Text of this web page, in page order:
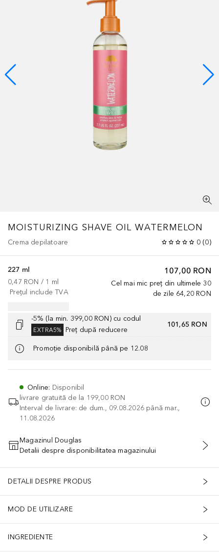
MOISTURIZING SHAVE OIL WATERMELON
Crema depilatoare 0 (0)
107,00 RON
Cel mai mic preț din ultimele 30
de zile 64,20 RON
227 ml
0,47 RON / 1 ml
Prețul include TVA
-5% (la min. 399,00 RON) cu codul
EXTRA5% Preț după reducere
101,65 RON
Promoție disponibilă până pe 12.08
Online: Disponibil
livrare gratuită de la 199,00 RON
Interval de livrare: de dum., 09.08.2026 până mar.,
11.08.2026
ADĂUGAȚI ÎN COŞ
Magazinul Douglas
Detalii despre disponibilitatea magazinului
DETALII DESPRE PRODUS
MOD DE UTILIZARE
INGREDIENTE